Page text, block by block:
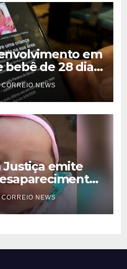
em
bebê de 28 dias
NEWS
emite
dias em MS;
suposto
CORREIO NEWS